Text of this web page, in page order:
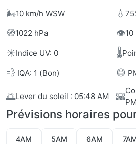
🌬️10 km/h WSW 💧
🧭1022 hPa 👁️
☀️Indice UV: 0 🌡️
💨 IQA: 1 (Bon) 😷
🌅Lever du soleil : 05:48 AM 🌇
Prévisions horaires
4AM 5AM 6AM